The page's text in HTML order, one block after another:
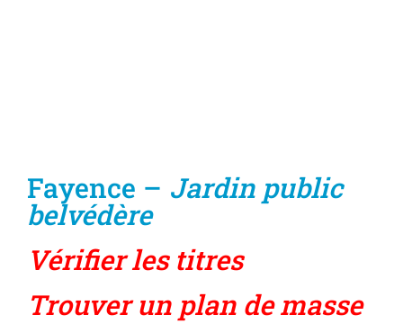
Fayence – Jardin public
belvédère
Vérifier les titres
Trouver un plan de masse